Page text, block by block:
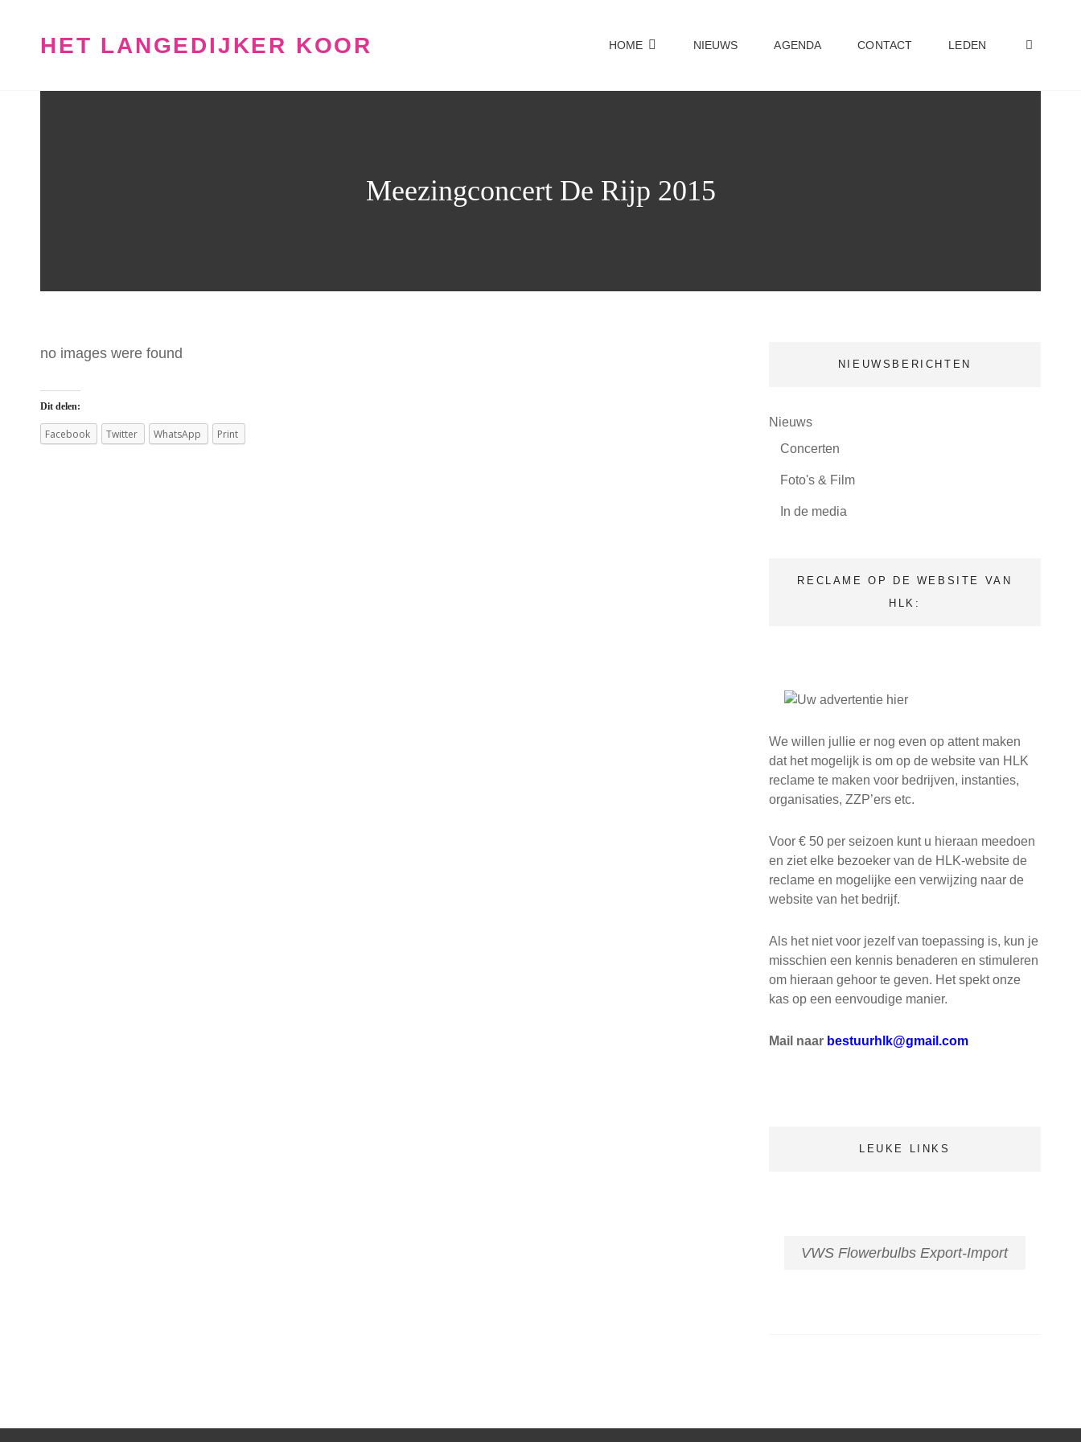
HET LANGEDIJKER KOOR HOME NIEUWS AGENDA CONTACT LEDEN
Meezingconcert De Rijp 2015
no images were found
Dit delen:
Facebook Twitter WhatsApp Print
NIEUWSBERICHTEN
Nieuws
Concerten
Foto's & Film
In de media
RECLAME OP DE WEBSITE VAN
HLK:
We willen jullie er nog even op attent maken
dat het mogelijk is om op de website van HLK
reclame te maken voor bedrijven, instanties,
organisaties, ZZP’ers etc.
Voor € 50 per seizoen kunt u hieraan meedoen
en ziet elke bezoeker van de HLK-website de
reclame en mogelijke een verwijzing naar de
website van het bedrijf.
Als het niet voor jezelf van toepassing is, kun je
misschien een kennis benaderen en stimuleren
om hieraan gehoor te geven. Het spekt onze
kas op een eenvoudige manier.
Mail naar bestuurhlk@gmail.com
LEUKE LINKS
VWS Flowerbulbs Export-Import